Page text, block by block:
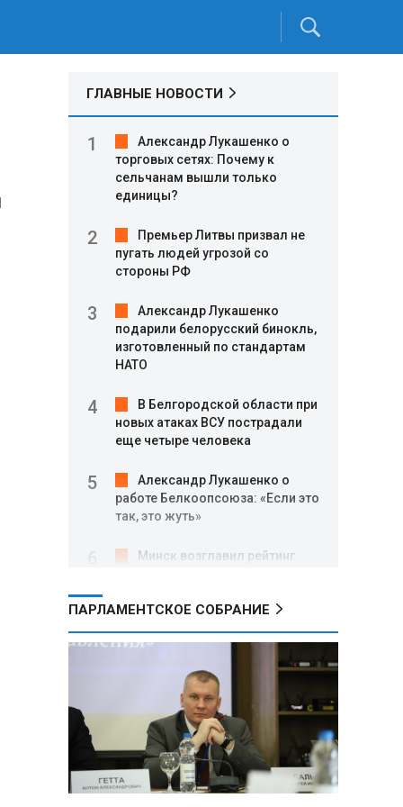
ГЛАВНЫЕ НОВОСТИ
Александр Лукашенко о
торговых сетях: Почему к
сельчанам вышли только
единицы?
Премьер Литвы призвал не
пугать людей угрозой со
стороны РФ
Александр Лукашенко
подарили белорусский бинокль,
изготовленный по стандартам
НАТО
В Белгородской области при
новых атаках ВСУ пострадали
еще четыре человека
Александр Лукашенко о
работе Белкоопсоюза: «Если это
так, это жуть»
Минск возглавил рейтинг
Минобороны РФ: при
освобождении Анискино ВСУ
понесли большие потери, часть
военных сдалась в плен
Александр Лукашенко:
Россияне «услышали батьку» и
скупают пустующие дома в
белорусских деревнях
ПАРЛАМЕНТСКОЕ СОБРАНИЕ